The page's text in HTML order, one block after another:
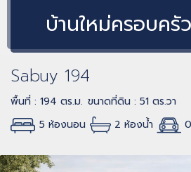
บ้านใหม่ครอบครั
Sabuy 194
พื้นที่ : 194 ตร.ม. ขนาดที่ดิน : 51 ตร.วา
5 ห้องนอน
2 ห้องน้ำ